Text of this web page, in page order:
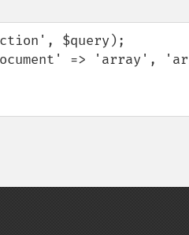
$query);
=> 'array',